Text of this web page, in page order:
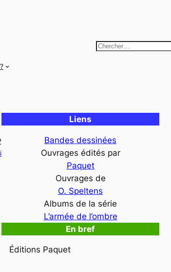
R
r
c
Liens
Bandes dessinées
Ouvrages édités par
Paquet
Ouvrages de
O. Speltens
Albums de la série
L’armée de l’ombre
En bref
Éditions Paquet